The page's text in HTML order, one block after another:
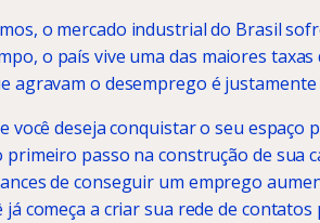
o mercado industrial do Brasil
o país vive uma das maiores
agravam o desemprego é
você deseja conquistar o seu
primeiro passo na construção de sua
de conseguir um emprego
já começa a criar sua rede de